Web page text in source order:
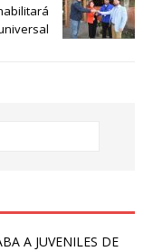
A JUVENILES DE